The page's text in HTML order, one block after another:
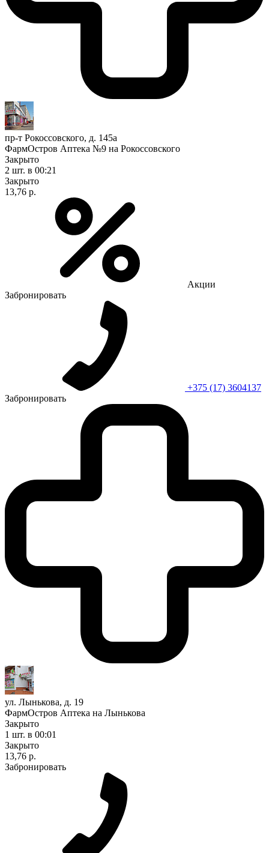
пр-т Рокоссовского, д. 145а
ФармОстров Аптека №9 на Рокоссовского
Закрыто
2 шт. в 00:21
Закрыто
13,76 р.
Акции
Забронировать
+375 (17) 3604137
Забронировать
ул. Лынькова, д. 19
ФармОстров Аптека на Лынькова
Закрыто
1 шт. в 00:01
Закрыто
13,76 р.
Забронировать